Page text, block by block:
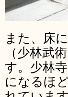
また、床
（少林武
す。少林
になるほ